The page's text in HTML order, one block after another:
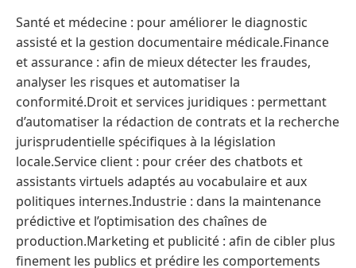
Santé et médecine : pour améliorer le diagnostic
assisté et la gestion documentaire médicale.Finance
et assurance : afin de mieux détecter les fraudes,
analyser les risques et automatiser la
conformité.Droit et services juridiques : permettant
d’automatiser la rédaction de contrats et la recherche
jurisprudentielle spécifiques à la législation
locale.Service client : pour créer des chatbots et
assistants virtuels adaptés au vocabulaire et aux
politiques internes.Industrie : dans la maintenance
prédictive et l’optimisation des chaînes de
production.Marketing et publicité : afin de cibler plus
finement les publics et prédire les comportements